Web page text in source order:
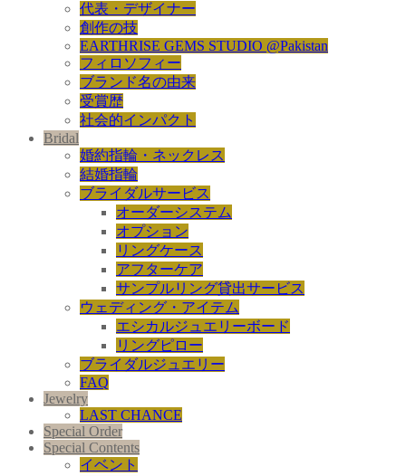
代表・デザイナー
創作の技
EARTHRISE GEMS STUDIO @Pakistan
フィロソフィー
ブランド名の由来
受賞歴
社会的インパクト
Bridal
婚約指輪・ネックレス
結婚指輪
ブライダルサービス
オーダーシステム
オプション
リングケース
アフターケア
サンプルリング貸出サービス
ウェディング・アイテム
エシカルジュエリーボード
リングピロー
ブライダルジュエリー
FAQ
Jewelry
LAST CHANCE
Special Order
Special Contents
イベント